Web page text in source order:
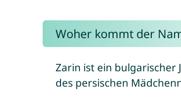
Woher kommt der
Zarin ist ein bulgarischer
des persischen